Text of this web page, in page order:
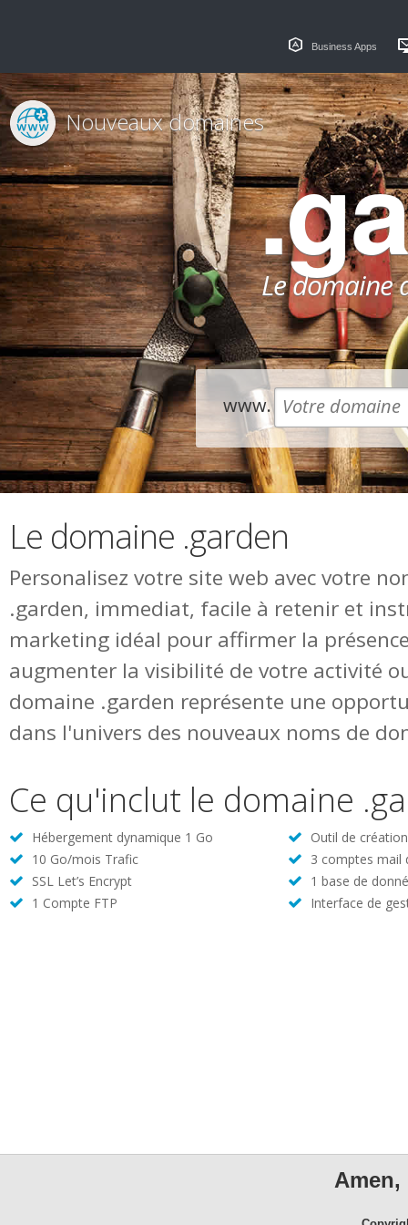
Business Apps
Le domaine
Nouveaux domaines
www.
Le domaine .garden
Personalisez votre site web avec votre
.garden, immediat, facile à retenir et
marketing idéal pour affirmer la
augmenter la visibilité de votre activité
domaine .garden représente une
dans l'univers des nouveaux noms de
Ce qu'inclut le domaine
Hébergement dynamique 1 Go
Outil de
10 Go/mois Trafic
3 comptes mail
SSL Let’s Encrypt
1 base de
1 Compte FTP
Interface de